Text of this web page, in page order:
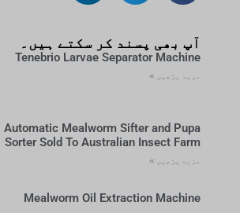
آپ بھی پسند کر سکتے ہیں۔
Tenebrio Larvae Separator Machine
مزید پڑھیں »
Automatic Mealworm Sifter and Pupa
Sorter Sold To Australian Insect Farm
مزید پڑھیں »
Mealworm Oil Extraction Machine